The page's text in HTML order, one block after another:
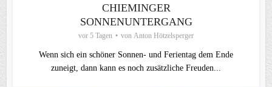
CHIEMINGER
SONNENUNTERGANG
vor 5 Tagen von Anton Hötzelsperger
Wenn sich ein schöner Sonnen- und Ferientag dem Ende
zuneigt, dann kann es noch zusätzliche Freuden...